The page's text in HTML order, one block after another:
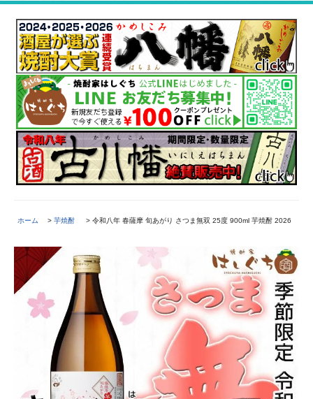
ホーム > 芋焼酎 > 令和八年 春薩摩 旬あがり さつま無双 25度 900ml 芋焼酎 2026